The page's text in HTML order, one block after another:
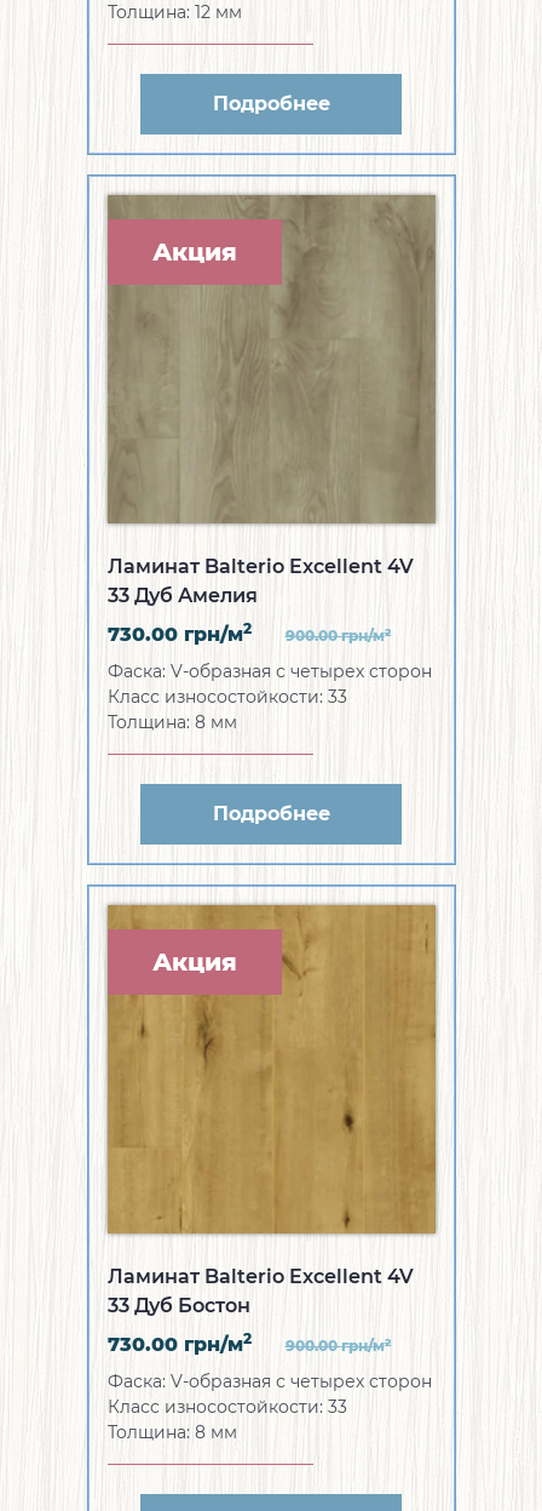
Толщина: 12 мм
Подробнее
Акция
Ламинат Balterio Excellent 4V
33 Дуб Амелия
730.00 грн/м2 900.00грн/м2
Фаска: V-образная с четырех сторон
Класс износостойкости: 33
Толщина: 8 мм
Подробнее
Акция
Ламинат Balterio Excellent 4V
33 Дуб Бостон
730.00 грн/м2 900.00грн/м2
Фаска: V-образная с четырех сторон
Класс износостойкости: 33
Толщина: 8 мм